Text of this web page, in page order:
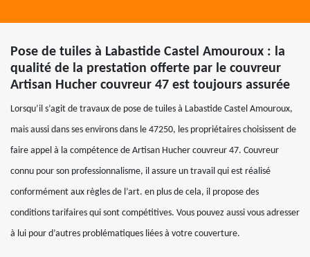
Pose de tuiles à Labastide Castel Amouroux : la
qualité de la prestation offerte par le couvreur
Artisan Hucher couvreur 47 est toujours assurée
Lorsqu’il s’agit de travaux de pose de tuiles à Labastide Castel Amouroux,
mais aussi dans ses environs dans le 47250, les propriétaires choisissent de
faire appel à la compétence de Artisan Hucher couvreur 47. Couvreur
connu pour son professionnalisme, il assure un travail qui est réalisé
conformément aux règles de l’art. en plus de cela, il propose des
conditions tarifaires qui sont compétitives. Vous pouvez aussi vous adresser
à lui pour d’autres problématiques liées à votre couverture.